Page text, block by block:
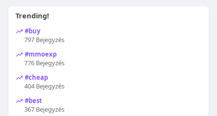
Trending!
#buy
797 Bejegyzés
#mmoexp
776 Bejegyzés
#cheap
404 Bejegyzés
#best
367 Bejegyzés